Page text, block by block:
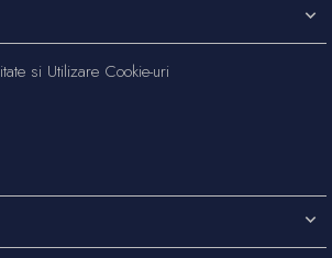
si Utilizare Cookie-uri